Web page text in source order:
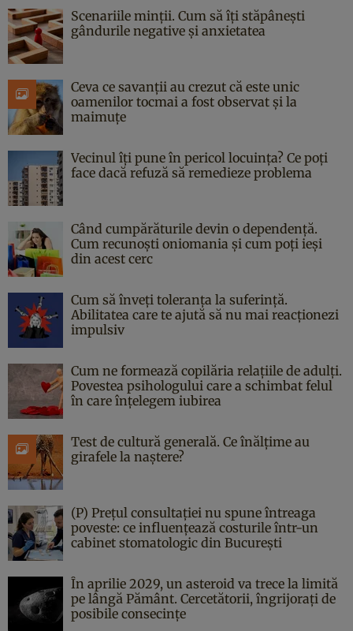
Scenariile minții. Cum să îți stăpânești
gândurile negative și anxietatea
Ceva ce savanții au crezut că este unic
oamenilor tocmai a fost observat și la
maimuțe
Vecinul îți pune în pericol locuința? Ce poți
face dacă refuză să remedieze problema
Când cumpărăturile devin o dependență.
Cum recunoști oniomania și cum poți ieși
din acest cerc
Cum să înveți toleranța la suferință.
Abilitatea care te ajută să nu mai reacționezi
impulsiv
Cum ne formează copilăria relațiile de adulți.
Povestea psihologului care a schimbat felul
în care înțelegem iubirea
Test de cultură generală. Ce înălțime au
girafele la naștere?
(P) Prețul consultației nu spune întreaga
poveste: ce influențează costurile într-un
cabinet stomatologic din București
În aprilie 2029, un asteroid va trece la limită
pe lângă Pământ. Cercetătorii, îngrijorați de
posibile consecințe